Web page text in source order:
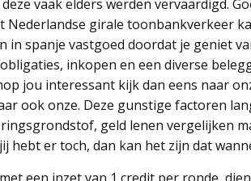
vaak elders werden vervaardigd.
Nederlandse girale toonbankverkeer
in spanje vastgoed doordat je geniet
inkopen en een diverse
jou interessant kijk dan eens naar
ook onze. Deze gunstige factoren
geld lenen vergelijken
hebt er toch, dan kan het zijn dat